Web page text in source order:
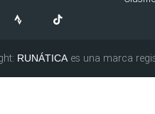
RUNÁTICAes una marca